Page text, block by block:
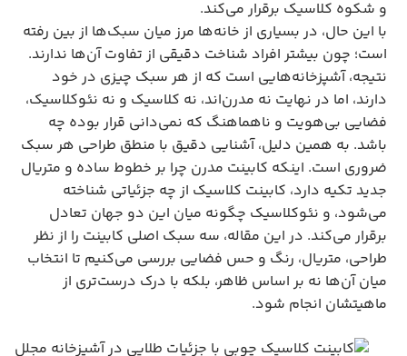
و شکوه کلاسیک برقرار می‌کند.
با این حال، در بسیاری از خانه‌ها مرز میان سبک‌ها از بین رفته
است؛ چون بیشتر افراد شناخت دقیقی از تفاوت آن‌ها ندارند.
نتیجه، آشپزخانه‌هایی است که از هر سبک چیزی در خود
دارند، اما در نهایت نه مدرن‌اند، نه کلاسیک و نه نئوکلاسیک،
فضایی بی‌هویت و ناهماهنگ که نمی‌دانی قرار بوده چه
باشد. به همین دلیل، آشنایی دقیق با منطق طراحی هر سبک
ضروری است. اینکه کابینت مدرن چرا بر خطوط ساده و متریال
جدید تکیه دارد، کابینت کلاسیک از چه جزئیاتی شناخته
می‌شود، و نئوکلاسیک چگونه میان این دو جهان تعادل
برقرار می‌کند. در این مقاله، سه سبک اصلی کابینت را از نظر
طراحی، متریال، رنگ و حس فضایی بررسی می‌کنیم تا انتخاب
میان آن‌ها نه بر اساس ظاهر، بلکه با درک درست‌تری از
ماهیتشان انجام شود.